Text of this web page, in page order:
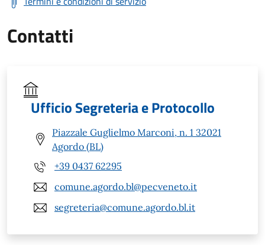
Contatti
Ufficio Segreteria e Protocollo
Piazzale Guglielmo Marconi, n. 1 32021
Agordo (BL)
+39 0437 62295
comune.agordo.bl@pecveneto.it
segreteria@comune.agordo.bl.it